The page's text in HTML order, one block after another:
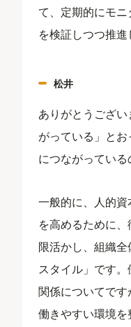
て、定期的にモ
を検証しつつ推進
松井
ありがとうござ
がっている」と
につながっている
一般的に、人的
を高めるために
限活かし、組織
スタイル」です
関係についてで
働きやすい環境